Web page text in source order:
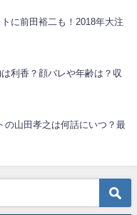
に前田裕二も！2018年大注
利香？顔バレや年齢は？収
の山田孝之は何話にいつ？最